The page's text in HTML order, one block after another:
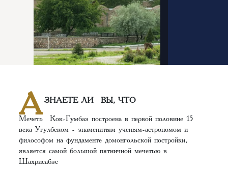
А ЗНАЕТЕ ЛИ ВЫ, ЧТО
Мечеть Кок-Гумбаз построена в первой половине 15
века Угулбеком - знаменитым ученым-астрономом и
философом на фундаменте домонгольской постройки,
является самой большой пятничной мечетью в
Шахрисабзе